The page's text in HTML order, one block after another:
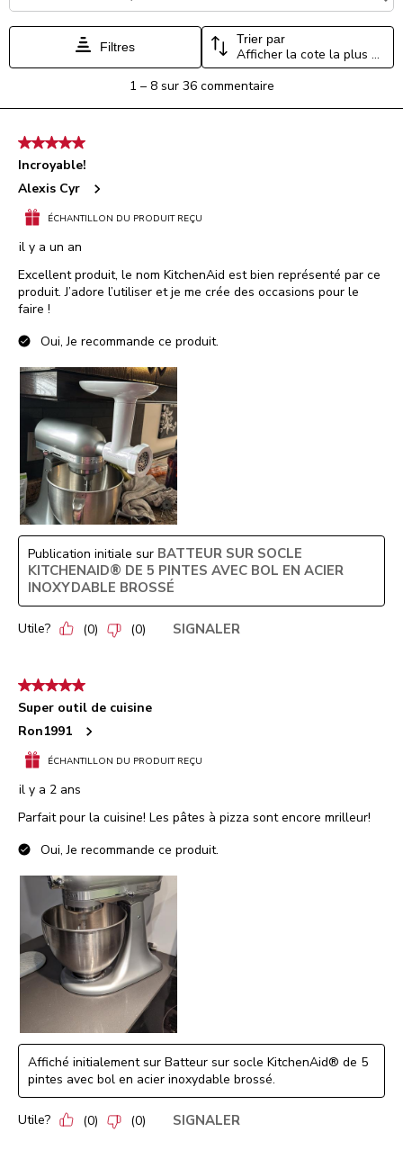
Filtres
Trier par
Afficher la cote la plus élevée à la plus faible
8
commentaire.
1 – 8 sur 36 commentaire
5 étoile(s) sur 5.
Incroyable!
Alexis Cyr
ÉCHANTILLON DU PRODUIT REÇU
il y a un an
Excellent produit, le nom KitchenAid est bien représenté par ce
produit. J’adore l’utiliser et je me crée des occasions pour le
faire !
Oui, Je recommande ce produit.
Publication initiale sur BATTEUR SUR SOCLE
KITCHENAID® DE 5 PINTES AVEC BOL EN ACIER
INOXYDABLE BROSSÉ
Utile? (0) (0) SIGNALER
5 étoile(s) sur 5.
Super outil de cuisine
Ron1991
ÉCHANTILLON DU PRODUIT REÇU
il y a 2 ans
Parfait pour la cuisine! Les pâtes à pizza sont encore mrilleur!
Oui, Je recommande ce produit.
Affiché initialement sur Batteur sur socle KitchenAid® de 5
pintes avec bol en acier inoxydable brossé.
Utile? (0) (0) SIGNALER